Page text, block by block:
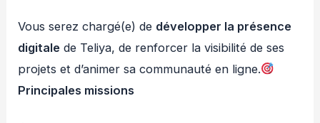
Vous serez chargé(e) de développer la présence
digitale de Teliya, de renforcer la visibilité de ses
projets et d’animer sa communauté en ligne.
Principales missions